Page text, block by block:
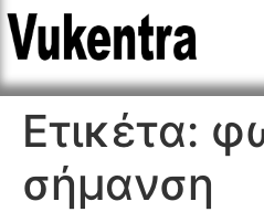
Ετικέτα:
σήμανση